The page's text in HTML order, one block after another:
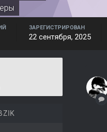
ЗАРЕГИСТРИРОВАН
22 сентября, 2025